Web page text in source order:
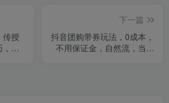
传授
快
下一篇
抖音‮购团‬带券玩法，0成本，‮
用不‬保证金，‮然自‬流，当天